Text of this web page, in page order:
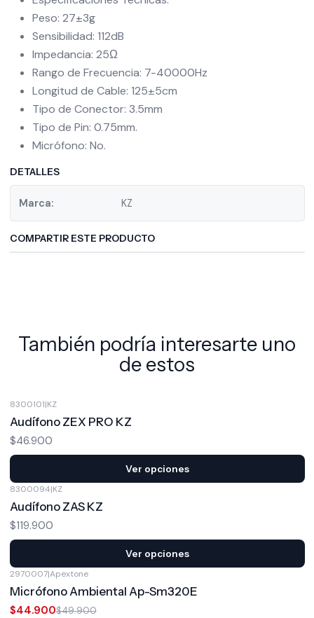
Peso: 27±3g
Sensibilidad: 112dB
Impedancia: 25Ω
Rango de Frecuencia: 7-40000Hz
Longitud de Cable: 125±5cm
Tipo de Conector: 3.5mm
Tipo de Pin: 0.75mm.
Micrófono: No.
DETALLES
Marca: KZ
COMPARTIR ESTE PRODUCTO
También podría interesarte uno
de estos
8300101|KZ
Audífono ZEX PRO KZ
$46.900
Ver opciones
8300094|KZ
Audífono ZAS KZ
$119.900
Ver opciones
2970007|Apextone
Micrófono Ambiental Ap-Sm320E
$44.900$49.900